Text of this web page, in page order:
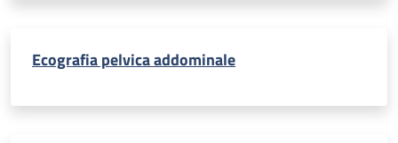
Ecografia pelvica addominale